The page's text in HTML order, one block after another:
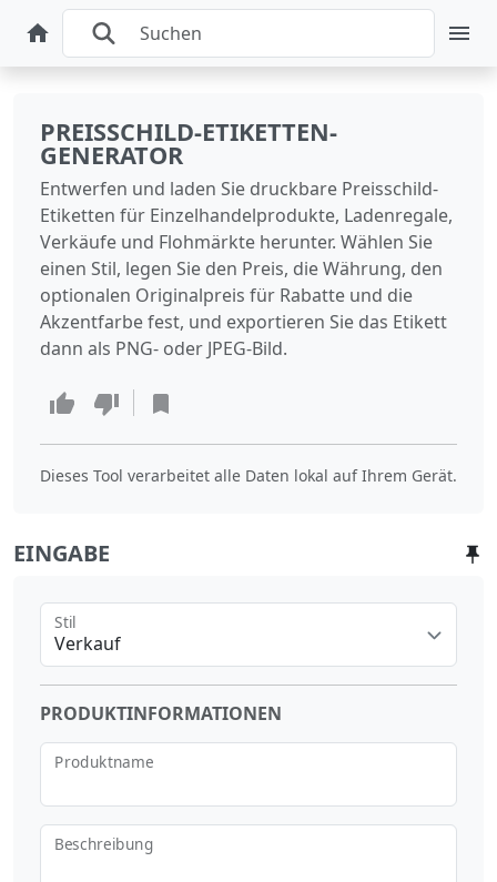
PREISSCHILD-ETIKETTEN-
GENERATOR
Entwerfen und laden Sie druckbare Preisschild-
Etiketten für Einzelhandelprodukte, Ladenregale,
Verkäufe und Flohmärkte herunter. Wählen Sie
einen Stil, legen Sie den Preis, die Währung, den
optionalen Originalpreis für Rabatte und die
Akzentfarbe fest, und exportieren Sie das Etikett
dann als PNG- oder JPEG-Bild.
Dieses Tool verarbeitet alle Daten lokal auf Ihrem Gerät.
EINGABE
Verkauf
Stil
PRODUKTINFORMATIONEN
Produktname
Beschreibung